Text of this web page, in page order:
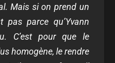
Mais si on prend un
pas parce qu’Yvann
C’est pour que le
homogène, le rendre